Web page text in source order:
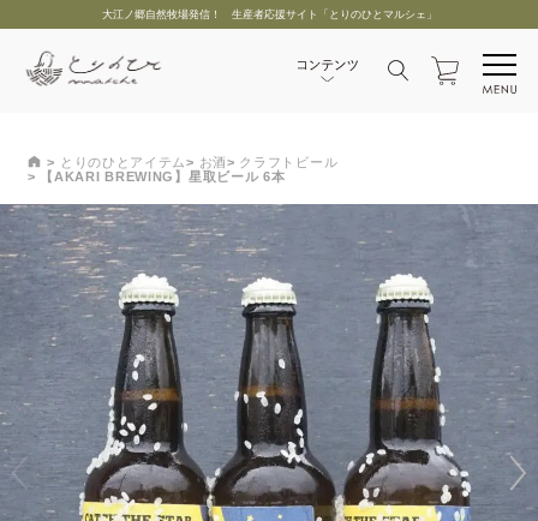
大江ノ郷自然牧場発信！ 生産者応援サイト「とりのひとマルシェ」
とりのひとアイテム お酒
クラフトビール
【AKARI BREWING】星取ビール 6本